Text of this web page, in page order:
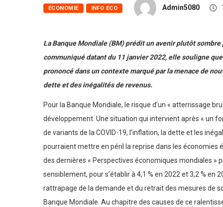
ÉCONOMIE INFO ECO Admin5080
La Banque Mondiale (BM) prédit un avenir plutôt
communiqué datant du 11 janvier 2022, elle souligne
prononcé dans un contexte marqué par la menace de
dette et des inégalités de revenus.
Pour la Banque Mondiale, le risque d’un « atterrissage
développement. Une situation qui intervient après « un
de variants de la COVID-19, l’inflation, la dette et les
pourraient mettre en péril la reprise dans les économies
des dernières « Perspectives économiques mondiales »
sensiblement, pour s’établir à 4,1 % en 2022 et 3,2 % en
rattrapage de la demande et du retrait des mesures de
Banque Mondiale. Au chapitre des causes de ce